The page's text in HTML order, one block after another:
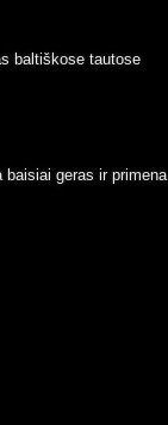
baltiškose tautose
baisiai geras ir primena